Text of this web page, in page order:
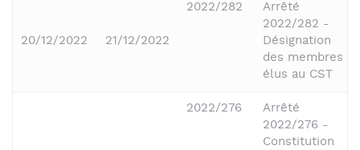
20/12/2022 21/12/2022
2022/282
Arrêté
2022/282 -
Désignation
des membres
élus au CST
2022/276
Arrêté
2022/276 -
Constitution